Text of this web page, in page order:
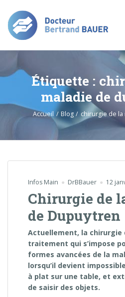
Étiquette :
maladie de
Accueil Blog chirurgie de
Infos Main DrBBauer 12
Chirurgie de
de Dupuytren
Actuellement, la chirurgie
traitement qui s’impose
formes avancées de la
lorsqu’il devient
à plat sur une table, et
de saisir des objets.